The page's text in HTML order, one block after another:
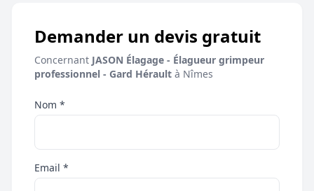
Demander un devis gratuit
Concernant JASON Élagage - Élagueur grimpeur
professionnel - Gard Hérault à Nîmes
Nom *
Email *